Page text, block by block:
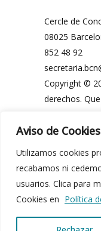
Aviso de Cookies
Utilizamos cookies
recabamos ni
usuarios. Clica para
Cookies en Política
Cercle de
08025
852 48 92
Copyright ©
derechos.
utilización,
sin previa y
del Cercle de
propietarios.